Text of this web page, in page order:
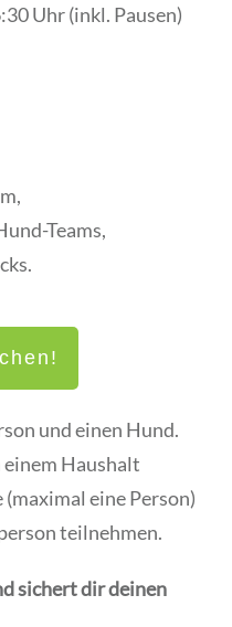
Uhr (inkl. Pausen)
Teams,
und einen Hund.
Haushalt
eine Person)
teilnehmen.
sichert dir deinen